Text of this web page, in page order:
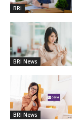
BRI
BRI News
BRI News